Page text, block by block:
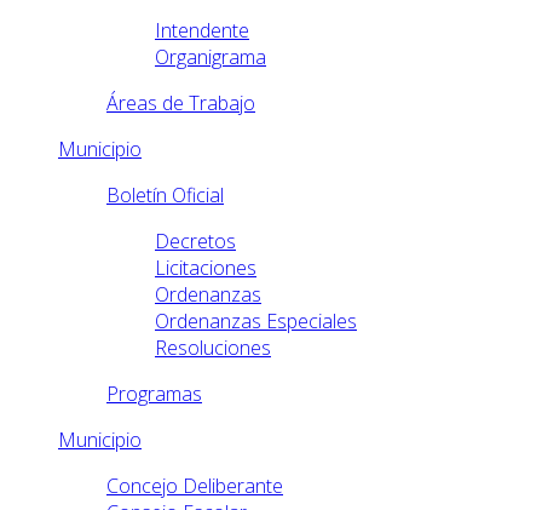
Intendente
Organigrama
Áreas de Trabajo
Municipio
Boletín Oficial
Decretos
Licitaciones
Ordenanzas
Ordenanzas Especiales
Resoluciones
Programas
Municipio
Concejo Deliberante